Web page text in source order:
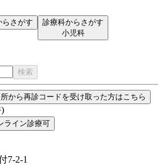
らさがす
診療科からさがす
小児科
検索
から再診コードを受け取った方はこちら
ライン診療可
7-2-1